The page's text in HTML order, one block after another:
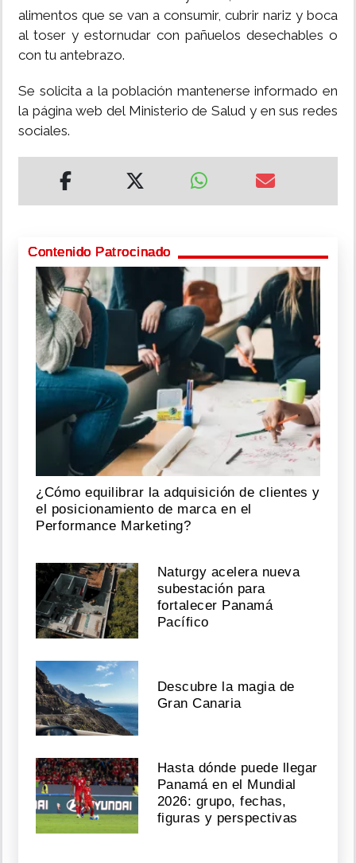
alimentos que se van a consumir, cubrir nariz y boca
al toser y estornudar con pañuelos desechables o
con tu antebrazo.
Se solicita a la población mantenerse informado en
la página web del Ministerio de Salud y en sus redes
sociales.
Contenido Patrocinado
¿Cómo equilibrar la adquisición de clientes y
el posicionamiento de marca en el
Performance Marketing?
Naturgy acelera nueva
subestación para
fortalecer Panamá
Pacífico
Descubre la magia de
Gran Canaria
Hasta dónde puede llegar
Panamá en el Mundial
2026: grupo, fechas,
figuras y perspectivas